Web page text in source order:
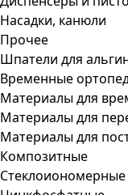
Насадки, канюли
Прочее
Шпатели для
Временные
Материалы для
Материалы для
Материалы для
Композитные
Стеклоиономерные